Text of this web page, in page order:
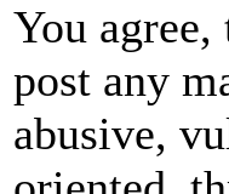
You
post any
abusive,